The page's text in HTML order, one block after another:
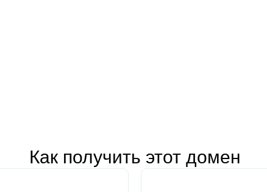
Как получить этот домен